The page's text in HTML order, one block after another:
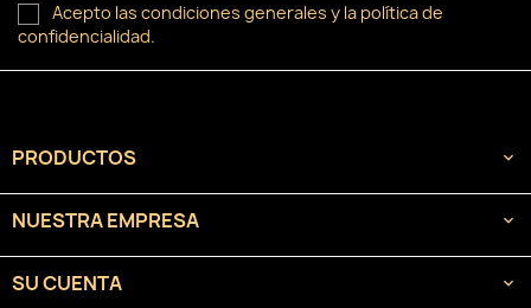
Acepto las condiciones generales y la política de
confidencialidad.
PRODUCTOS 
NUESTRA EMPRESA 
SU CUENTA 